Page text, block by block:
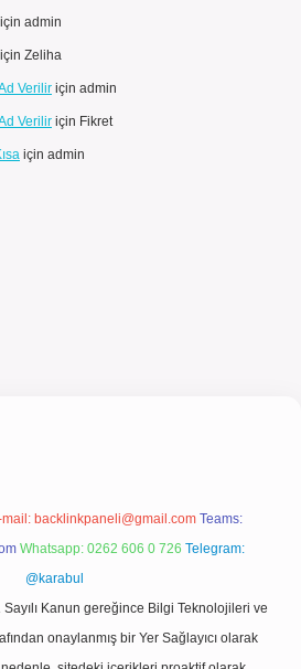
için admin
için Zeliha
Verilir için admin
Verilir için Fikret
için admin
mail: backlinkpaneli@gmail.com Teams:
Whatsapp: 0262 606 0 726 Telegram:
@karabul
Kanun gereğince Bilgi Teknolojileri ve
onaylanmış bir Yer Sağlayıcı olarak